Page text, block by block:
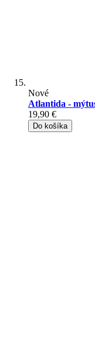
Nové
Atlantida -
19,90 €
Do košíka